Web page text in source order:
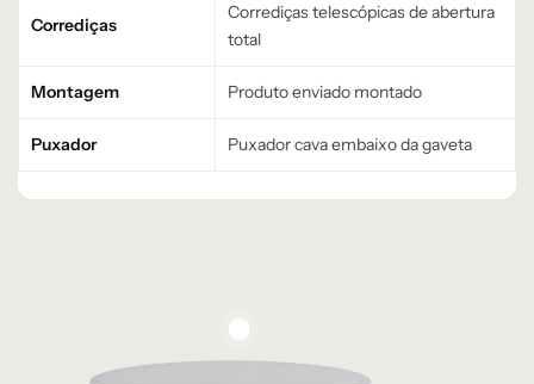
Corrediças
Corrediças telescópicas de abertura
total
Montagem Produto enviado montado
Puxador Puxador cava embaixo da gaveta